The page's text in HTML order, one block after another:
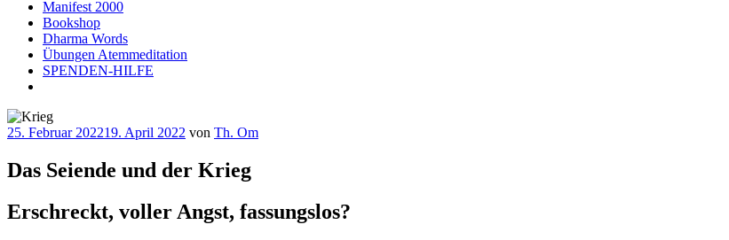
Manifest 2000
Bookshop
Dharma Words
Übungen Atemmeditation
SPENDEN-HILFE
Veröffentlicht
25. Februar 202219. April 2022 von Th. Om
Das Seiende und der Krieg
Erschreckt, voller Angst, fassungslos?